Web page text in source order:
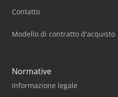
Contatto
Modello di contratto d'acquisto
Normative
Informazione legale